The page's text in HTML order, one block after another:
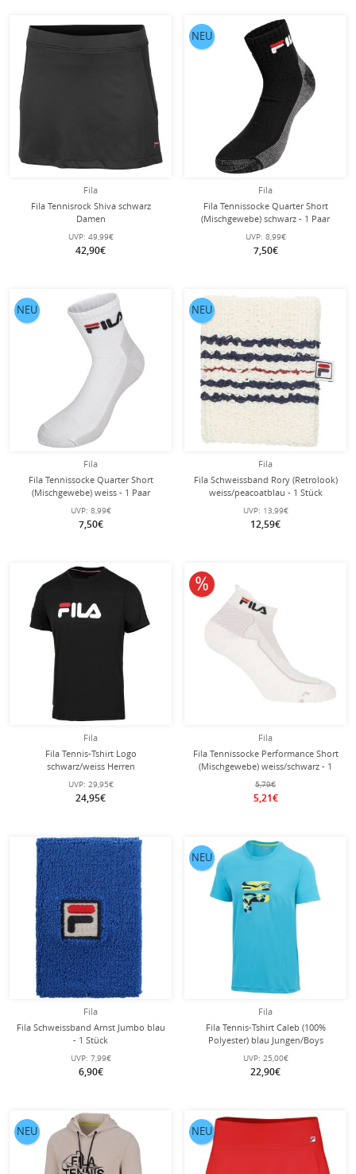
Fila
Fila Tennisrock Shiva schwarz
Damen
UVP: 49,99€
42,90€
Fila
Fila Tennissocke Quarter Short
(Mischgewebe) schwarz - 1 Paar
UVP: 8,99€
7,50€
NEU
Fila
Fila Tennissocke Quarter Short
(Mischgewebe) weiss - 1 Paar
UVP: 8,99€
7,50€
NEU
Fila
Fila Schweissband Rory (Retrolook)
weiss/peacoatblau - 1 Stück
UVP: 13,99€
12,59€
NEU
Fila
Fila Tennis-Tshirt Logo
schwarz/weiss Herren
UVP: 29,95€
24,95€
Fila
Fila Tennissocke Performance Short
(Mischgewebe) weiss/schwarz - 1
Paar
5,79€
5,21€
10% reduziert
Fila
Fila Schweissband Arnst Jumbo blau
- 1 Stück
UVP: 7,99€
6,90€
Fila
Fila Tennis-Tshirt Caleb (100%
Polyester) blau Jungen/Boys
UVP: 25,00€
22,90€
NEU
NEU NEU